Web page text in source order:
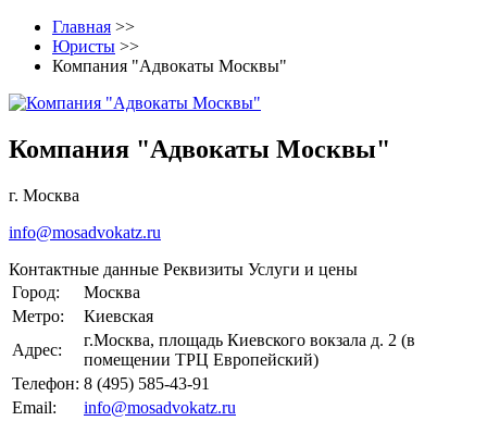
Главная >>
Юристы >>
Компания "Адвокаты Москвы"
Компания "Адвокаты Москвы"
г. Москва
info@mosadvokatz.ru
Контактные данные Реквизиты Услуги и цены
Город:
Москва
Метро:
Киевская
Адрес:
г.Москва, площадь Киевского вокзала д. 2 (в
помещении ТРЦ Европейский)
Телефон: 8 (495) 585-43-91
Email:
info@mosadvokatz.ru